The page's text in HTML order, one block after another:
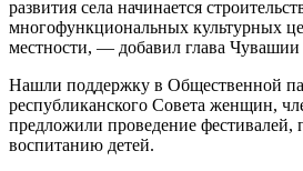
развития села начинается
многофункциональных культурных
местности, — добавил глава
Нашли поддержку в Общественной
республиканского Совета женщин,
предложили проведение фестивалей,
воспитанию детей.